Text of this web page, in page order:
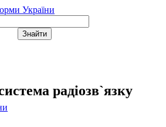
України
радіозв`язку